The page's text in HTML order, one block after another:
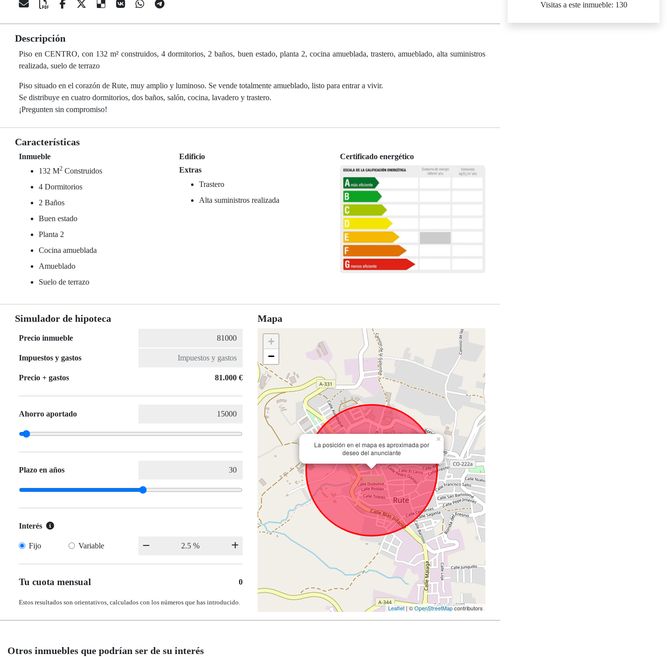
Descripción
Piso en CENTRO, con 132 m² construidos, 4 dormitorios, 2 baños, buen estado, planta 2, cocina amueblada, trastero, amueblado, alta suministros
realizada, suelo de terrazo
Piso situado en el corazón de Rute, muy amplio y luminoso. Se vende totalmente amueblado, listo para entrar a vivir.
Se distribuye en cuatro dormitorios, dos baños, salón, cocina, lavadero y trastero.
¡Pregunten sin compromiso!
Características
Inmueble
132 M2 Construidos
4 Dormitorios
2 Baños
Buen estado
Planta 2
Cocina amueblada
Amueblado
Suelo de terrazo
Edificio
Extras
Trastero
Alta suministros realizada
Certificado energético
Simulador de hipoteca
Precio inmueble
Impuestos y gastos
Precio + gastos 81.000 €
Ahorro aportado
Plazo en años
Interés
Fijo Variable
Tu cuota mensual 0
Estos resultados son orientativos, calculados con los números que has introducido.
Mapa
La posición en el mapa es aproximada por
deseo del anunciante
×
+
−
Leaflet| ©OpenStreetMapcontributors
Visitas a este inmueble: 130
Otros inmuebles que podrían ser de su interés